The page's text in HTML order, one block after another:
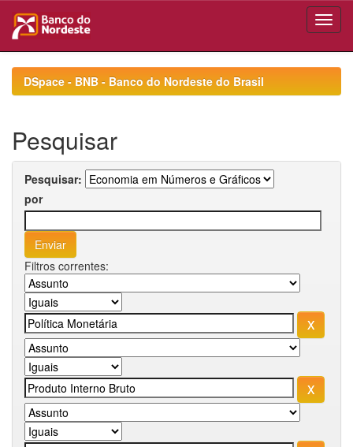
navigationDSpace - BNB - Banco do Nordeste do Brasil
Pesquisar
Pesquisar:
por
Filtros correntes: